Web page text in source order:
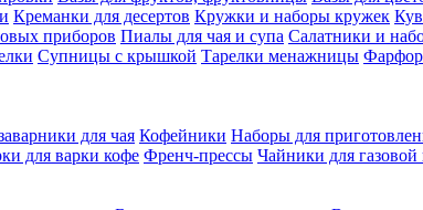
Креманки для десертов Кружки и наборы кружек
приборов Пиалы для чая и супа Салатники и
Супницы с крышкой Тарелки менажницы
для чая Кофейники Наборы для
для варки кофе Френч-прессы Чайники для